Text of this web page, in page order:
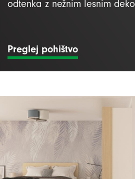
odtenka z nežnim lesnim
Preglej pohištvo